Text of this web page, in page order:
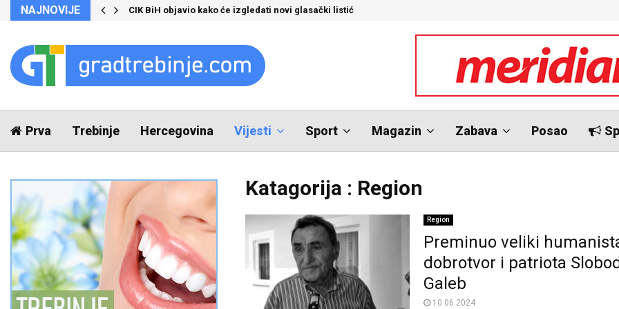
NAJNOVIJE CIK BiH objavio kako će izgledati novi glasački listić
Prva Trebinje Hercegovina Vijesti Sport Magazin Zabava Posao
Katagorija : Region
Region
Preminuo veliki
dobrotvor i patriota
Galeb
10.06.2024